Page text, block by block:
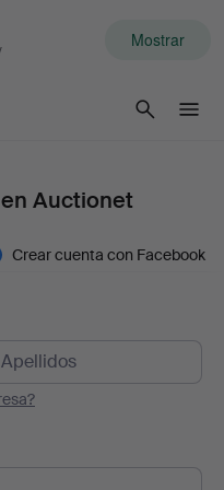
Mostrar
Auctionet
Crear cuenta con Facebook